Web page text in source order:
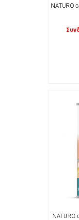
NATURO
NATURO